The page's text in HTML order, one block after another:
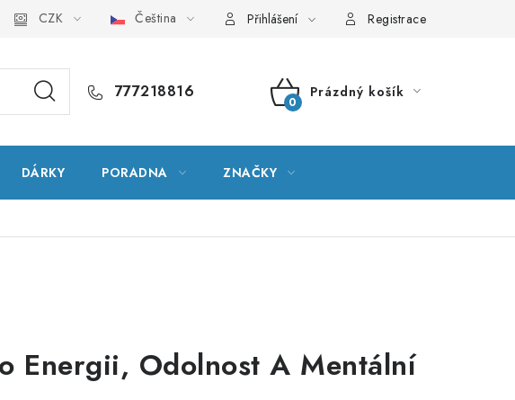
Store Slovník pojmů Mapa serveru Moje objednávka
CZK Čeština Přihlášení Registrace
777218816
NÁKUPNÍ
Prázdný košík
DÁRKY PORADNA ZNAČKY
Energii, Odolnost A Mentální